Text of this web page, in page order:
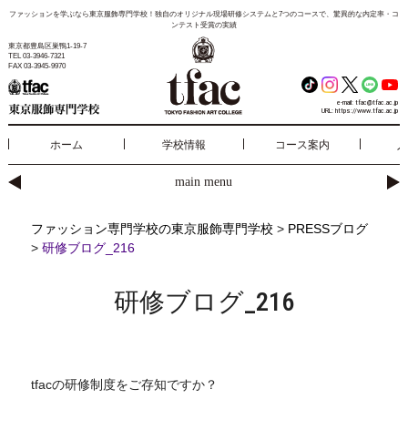
ファッションを学ぶなら東京服飾専門学校！独自のオリジナル現場研修システムと7つのコースで、驚異的な内定率・コ
ンテスト受賞の実績
東京都豊島区巣鴨1-19-7
TEL 03-3946-7321
FAX 03-3945-9970
e-mail: tfac@tfac.ac.jp
URL: https://www.tfac.ac.jp
ホーム 学校情報 コース案内
main menu
ファッション専門学校の東京服飾専門学校 > PRESSブログ
> 研修ブログ_216
研修ブログ_216
tfacの研修制度をご存知ですか？